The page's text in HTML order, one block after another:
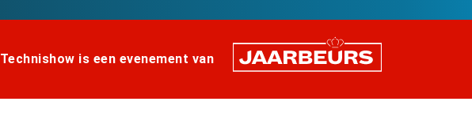
Technishow is een evenement van